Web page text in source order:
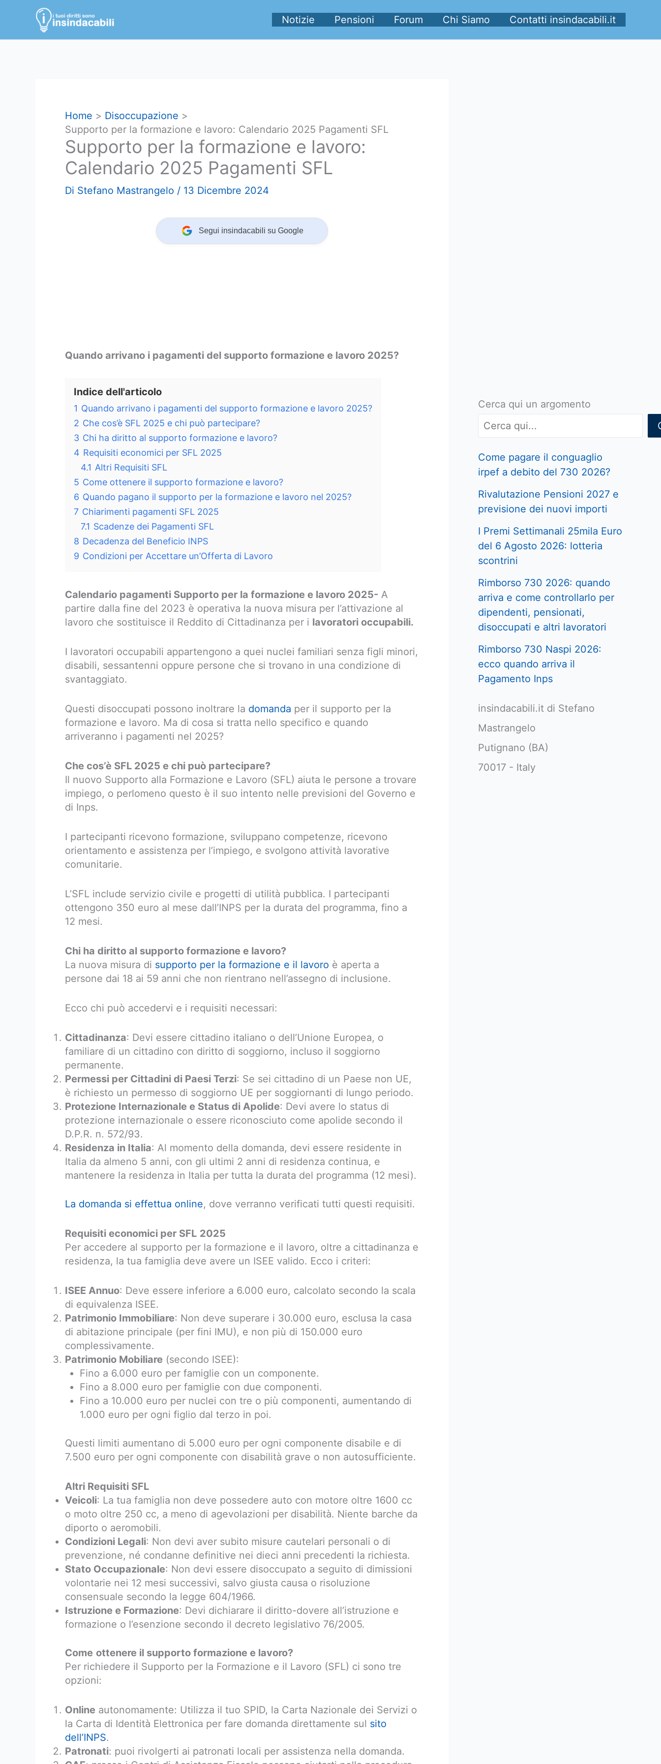
contenuto
Notizie Pensioni Forum Chi Siamo Contatti insindacabili.it
Home
Disoccupazione
Supporto per la formazione e lavoro: Calendario 2025 Pagamenti SFL
Supporto per la formazione e lavoro:
Calendario 2025 Pagamenti SFL
Di Stefano Mastrangelo / 13 Dicembre 2024
Segui insindacabili su Google
Quando arrivano i pagamenti del supporto formazione e lavoro 2025?
Indice dell'articolo
1 Quando arrivano i pagamenti del supporto formazione e lavoro 2025?
2 Che cos’è SFL 2025 e chi può partecipare?
3 Chi ha diritto al supporto formazione e lavoro?
4 Requisiti economici per SFL 2025
4.1 Altri Requisiti SFL
5 Come ottenere il supporto formazione e lavoro?
6 Quando pagano il supporto per la formazione e lavoro nel 2025?
7 Chiarimenti pagamenti SFL 2025
7.1 Scadenze dei Pagamenti SFL
8 Decadenza del Beneficio INPS
9 Condizioni per Accettare un’Offerta di Lavoro
Calendario pagamenti Supporto per la formazione e lavoro 2025- A
partire dalla fine del 2023 è operativa la nuova misura per l’attivazione al
lavoro che sostituisce il Reddito di Cittadinanza per i lavoratori occupabili.
I lavoratori occupabili appartengono a quei nuclei familiari senza figli minori,
disabili, sessantenni oppure persone che si trovano in una condizione di
svantaggiato.
Questi disoccupati possono inoltrare la domanda per il supporto per la
formazione e lavoro. Ma di cosa si tratta nello specifico e quando
arriveranno i pagamenti nel 2025?
Che cos’è SFL 2025 e chi può partecipare?
Il nuovo Supporto alla Formazione e Lavoro (SFL) aiuta le persone a trovare
impiego, o perlomeno questo è il suo intento nelle previsioni del Governo e
di Inps.
I partecipanti ricevono formazione, sviluppano competenze, ricevono
orientamento e assistenza per l’impiego, e svolgono attività lavorative
comunitarie.
L’SFL include servizio civile e progetti di utilità pubblica. I partecipanti
ottengono 350 euro al mese dall’INPS per la durata del programma, fino a
12 mesi.
Chi ha diritto al supporto formazione e lavoro?
La nuova misura di supporto per la formazione e il lavoro è aperta a
persone dai 18 ai 59 anni che non rientrano nell’assegno di inclusione.
Ecco chi può accedervi e i requisiti necessari:
Cittadinanza: Devi essere cittadino italiano o dell’Unione Europea, o
familiare di un cittadino con diritto di soggiorno, incluso il soggiorno
permanente.
Permessi per Cittadini di Paesi Terzi: Se sei cittadino di un Paese non UE,
è richiesto un permesso di soggiorno UE per soggiornanti di lungo periodo.
Protezione Internazionale e Status di Apolide: Devi avere lo status di
protezione internazionale o essere riconosciuto come apolide secondo il
D.P.R. n. 572/93.
Residenza in Italia: Al momento della domanda, devi essere residente in
Italia da almeno 5 anni, con gli ultimi 2 anni di residenza continua, e
mantenere la residenza in Italia per tutta la durata del programma (12 mesi).
La domanda si effettua online, dove verranno verificati tutti questi requisiti.
Requisiti economici per SFL 2025
Per accedere al supporto per la formazione e il lavoro, oltre a cittadinanza e
residenza, la tua famiglia deve avere un ISEE valido. Ecco i criteri:
ISEE Annuo: Deve essere inferiore a 6.000 euro, calcolato secondo la scala
di equivalenza ISEE.
Patrimonio Immobiliare: Non deve superare i 30.000 euro, esclusa la casa
di abitazione principale (per fini IMU), e non più di 150.000 euro
complessivamente.
Patrimonio Mobiliare (secondo ISEE):
Fino a 6.000 euro per famiglie con un componente.
Fino a 8.000 euro per famiglie con due componenti.
Fino a 10.000 euro per nuclei con tre o più componenti, aumentando di
1.000 euro per ogni figlio dal terzo in poi.
Questi limiti aumentano di 5.000 euro per ogni componente disabile e di
7.500 euro per ogni componente con disabilità grave o non autosufficiente.
Altri Requisiti SFL
Veicoli: La tua famiglia non deve possedere auto con motore oltre 1600 cc
o moto oltre 250 cc, a meno di agevolazioni per disabilità. Niente barche da
diporto o aeromobili.
Condizioni Legali: Non devi aver subito misure cautelari personali o di
prevenzione, né condanne definitive nei dieci anni precedenti la richiesta.
Stato Occupazionale: Non devi essere disoccupato a seguito di dimissioni
volontarie nei 12 mesi successivi, salvo giusta causa o risoluzione
consensuale secondo la legge 604/1966.
Istruzione e Formazione: Devi dichiarare il diritto-dovere all’istruzione e
formazione o l’esenzione secondo il decreto legislativo 76/2005.
Come ottenere il supporto formazione e lavoro?
Per richiedere il Supporto per la Formazione e il Lavoro (SFL) ci sono tre
opzioni:
Online autonomamente: Utilizza il tuo SPID, la Carta Nazionale dei Servizi o
la Carta di Identità Elettronica per fare domanda direttamente sul sito
dell’INPS.
Patronati: puoi rivolgerti ai patronati locali per assistenza nella domanda.
Cerca qui un argomento
Come pagare il conguaglio
irpef a debito del 730 2026?
Rivalutazione Pensioni 2027 e
previsione dei nuovi importi
I Premi Settimanali 25mila Euro
del 6 Agosto 2026: lotteria
scontrini
Rimborso 730 2026: quando
arriva e come controllarlo per
dipendenti, pensionati,
disoccupati e altri lavoratori
Rimborso 730 Naspi 2026:
ecco quando arriva il
Pagamento Inps
insindacabili.it di Stefano
Mastrangelo
Putignano (BA)
70017 - Italy